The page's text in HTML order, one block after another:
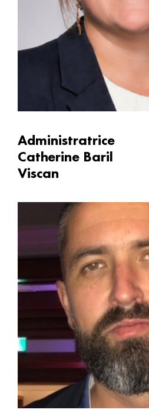
Administratrice
Catherine Baril
Viscan